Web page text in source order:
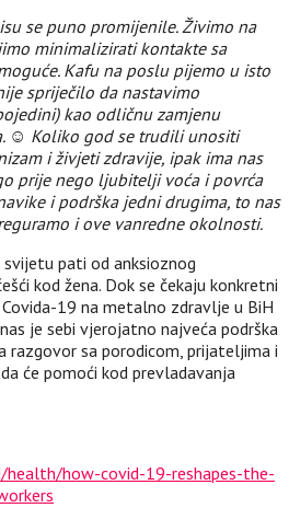
se puno promijenile. Živimo na
minimalizirati kontakte sa
Kafu na poslu pijemo u isto
spriječilo da nastavimo
kao odličnu zamjenu
☺ Koliko god se trudili unositi
i živjeti zdravije, ipak ima nas
prije nego ljubitelji voća i povrća
i podrška jedni drugima, to nas
i ove vanredne okolnosti.
pati od anksioznog
kod žena. Dok se čekaju konkretni
19 na metalno zdravlje u BiH
je sebi vjerojatno najveća podrška
razgovor sa porodicom, prijateljima i
će pomoći kod prevladavanja
how-covid-19-reshapes-the-